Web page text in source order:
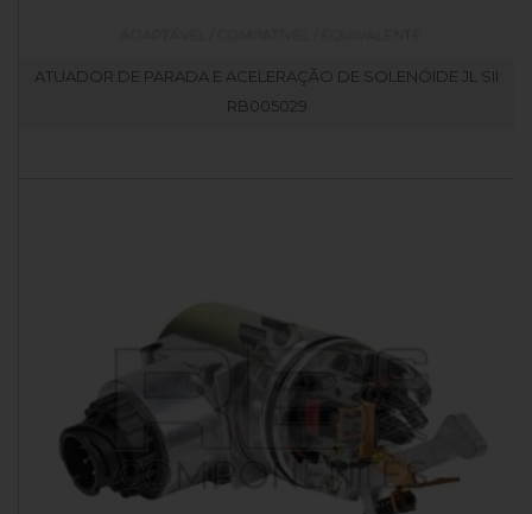
ATUADOR DE PARADA E ACELERAÇÃO DE SOLENÓIDE JL SII
RB005029